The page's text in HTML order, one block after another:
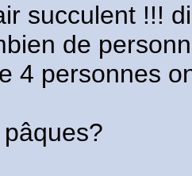
succulent !!!
de
4 personnes